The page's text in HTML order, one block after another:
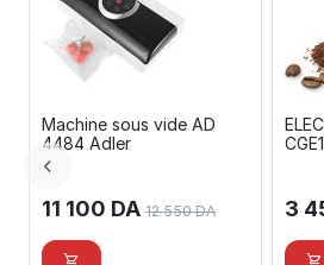
Machine sous vide AD
4484 Adler
11 100 DA 12 550 DA 3